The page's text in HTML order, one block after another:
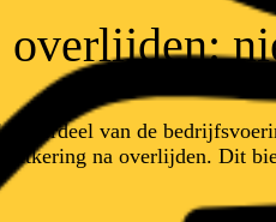
van de
na overlijden. Dit